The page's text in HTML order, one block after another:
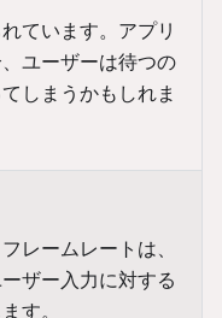
ています。アプリ
ユーザーは待つの
しまうかもしれま
レームレートは、
ザー入力に対する
す。